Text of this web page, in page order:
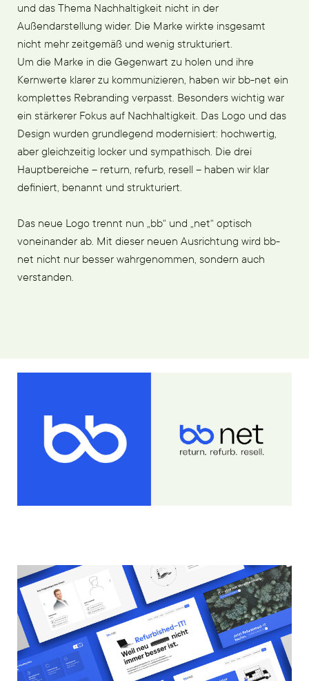
und das Thema Nachhaltigkeit nicht in der
Außendarstellung wider. Die Marke wirkte insgesamt
nicht mehr zeitgemäß und wenig strukturiert.
Um die Marke in die Gegenwart zu holen und ihre
Kernwerte klarer zu kommunizieren, haben wir bb-net ein
komplettes Rebranding verpasst. Besonders wichtig war
ein stärkerer Fokus auf Nachhaltigkeit. Das Logo und das
Design wurden grundlegend modernisiert: hochwertig,
aber gleichzeitig locker und sympathisch. Die drei
Hauptbereiche – return, refurb, resell – haben wir klar
definiert, benannt und strukturiert.
Das neue Logo trennt nun „bb“ und „net“ optisch
voneinander ab. Mit dieser neuen Ausrichtung wird bb-
net nicht nur besser wahrgenommen, sondern auch
verstanden.